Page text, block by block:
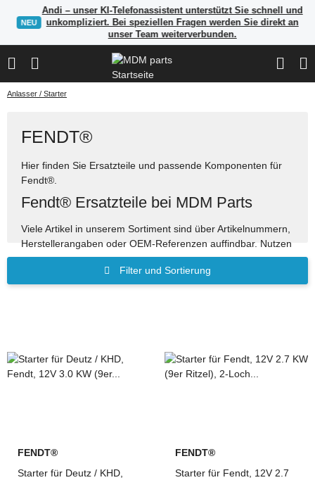
NEU
Andi – unser KI-Telefonassistent unterstützt Sie schnell und
unkompliziert. Bei speziellen Fragen werden Sie direkt an
unser Team weiterverbunden.
Anlasser / Starter
FENDT®
Hier finden Sie Ersatzteile und passende Komponenten für
Fendt®.
Fendt® Ersatzteile bei MDM Parts
Viele Artikel in unserem Sortiment sind über Artikelnummern,
Herstellerangaben oder OEM-Referenzen auffindbar. Nutzen
Sie die Suche, um passende Ersatzteile schnell zu finden.
Ersatzteile für Bau-, Land- und Industriemaschinen
Filter und Sortierung
FENDT®
Starter für Deutz / KHD,
FENDT®
Starter für Fendt, 12V 2.7